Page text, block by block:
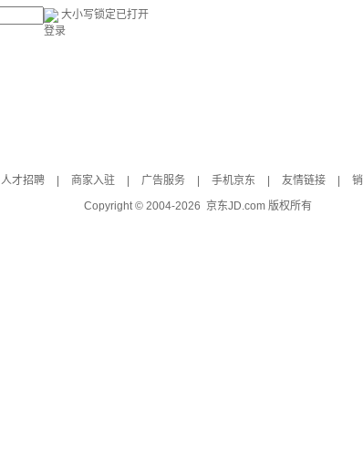
大小写锁定已打开
登录
人才招聘 商家入驻 广告服务 手机京东 友情链接
Copyright © 2004-2026 京东JD.com 版权所有